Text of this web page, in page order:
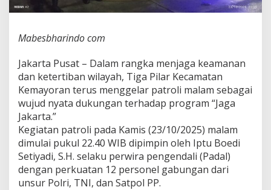
l
a
r
K
e
a
y
o
a
n
Mabesbharindo com
Jakarta Pusat – Dalam rangka menjaga keamanan
dan ketertiban wilayah, Tiga Pilar Kecamatan
Kemayoran terus menggelar patroli malam sebagai
wujud nyata dukungan terhadap program “Jaga
Jakarta.”
Kegiatan patroli pada Kamis (23/10/2025) malam
dimulai pukul 22.40 WIB dipimpin oleh Iptu Boedi
Setiyadi, S.H. selaku perwira pengendali (Padal)
dengan perkuatan 12 personel gabungan dari
unsur Polri, TNI, dan Satpol PP.